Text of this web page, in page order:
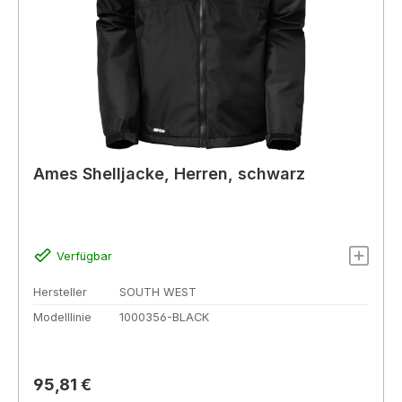
Ames Shelljacke, Herren, schwarz
Verfügbar
Hersteller
SOUTH WEST
Modelllinie
1000356-BLACK
Regulärer Preis:
95,81 €